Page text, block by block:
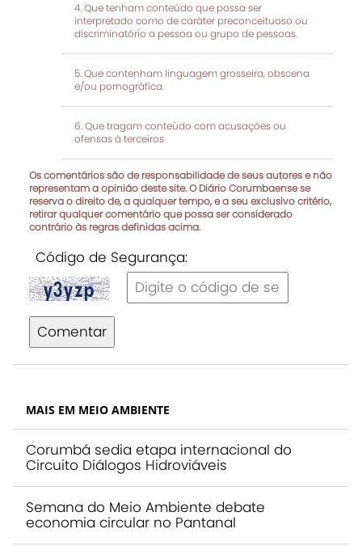
Que tenham conteúdo que possa ser
interpretado como de caráter preconceituoso ou
discriminatório a pessoa ou grupo de pessoas.
Que contenham linguagem grosseira, obscena
e/ou pornográfica.
Que tragam conteúdo com acusações ou
ofensas à terceiros
Os comentários são de responsabilidade de seus autores e não
representam a opinião deste site. O Diário Corumbaense se
reserva o direito de, a qualquer tempo, e a seu exclusivo critério,
retirar qualquer comentário que possa ser considerado
contrário às regras definidas acima.
Código de Segurança:
Comentar
MAIS EM MEIO AMBIENTE
Corumbá sedia etapa internacional do
Circuito Diálogos Hidroviáveis
Semana do Meio Ambiente debate
economia circular no Pantanal